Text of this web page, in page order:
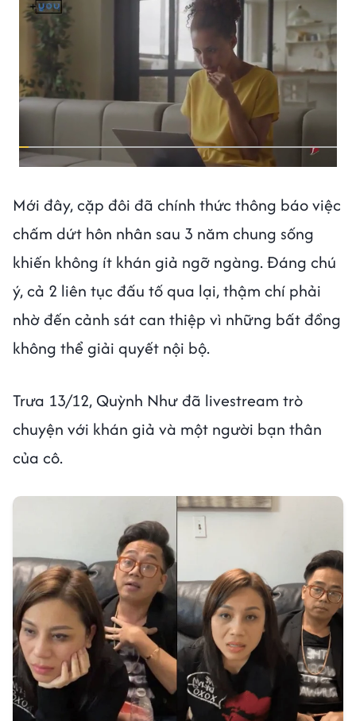
Mới đây, cặp đôi đã chính thức thông báo việc
chấm dứt hôn nhân sau 3 năm chung sống
khiến không ít khán giả ngỡ ngàng. Đáng chú
ý, cả 2 liên tục đấu tố qua lại, thậm chí phải
nhờ đến cảnh sát can thiệp vì những bất đồng
không thể giải quyết nội bộ.
Trưa 13/12, Quỳnh Như đã livestream trò
chuyện với khán giả và một người bạn thân
của cô.